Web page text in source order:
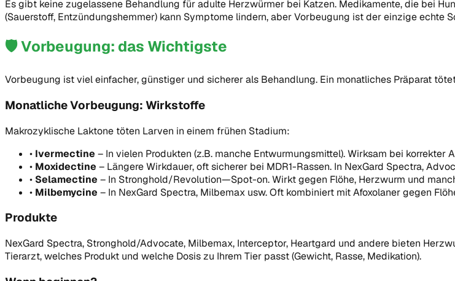
Es gibt keine zugelassene Behandlung für adulte Herzwürmer bei Katzen. Medikamente, die bei
(Sauerstoff, Entzündungshemmer) kann Symptome lindern, aber Vorbeugung ist der einzige echte
🛡️Vorbeugung: das Wichtigste
Vorbeugung ist viel einfacher, günstiger und sicherer als Behandlung. Ein monatliches Präparat
Monatliche Vorbeugung: Wirkstoffe
Makrozyklische Laktone töten Larven in einem frühen Stadium:
• Ivermectine – In vielen Produkten (z.B. manche Entwurmungsmittel). Wirksam bei korrekter
• Moxidectine – Längere Wirkdauer, oft sicherer bei MDR1-Rassen. In NexGard Spectra,
• Selamectine – In Stronghold/Revolution—Spot-on. Wirkt gegen Flöhe, Herzwurm und
• Milbemycine – In NexGard Spectra, Milbemax usw. Oft kombiniert mit Afoxolaner gegen
Produkte
NexGard Spectra, Stronghold/Advocate, Milbemax, Interceptor, Heartgard und andere bieten
Tierarzt, welches Produkt und welche Dosis zu Ihrem Tier passt (Gewicht, Rasse, Medikation).